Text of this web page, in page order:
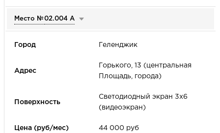
Улица
-
Формат наружной рекламы
Место №02.004 А
Геленджик
Горького, 13 (центральная
Площадь, города)
Светодиодный экран 3х6
(видеоэкран)
44 000 руб